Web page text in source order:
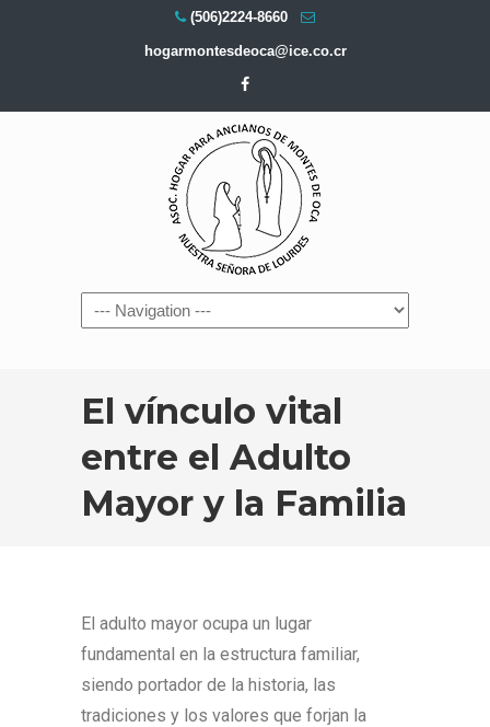
(506)2224-8660
hogarmontesdeoca@ice.co.cr
Navigation
El vínculo vital
entre el Adulto
Mayor y la Familia
El adulto mayor ocupa un lugar
fundamental en la estructura familiar,
siendo portador de la historia, las
tradiciones y los valores que forjan la